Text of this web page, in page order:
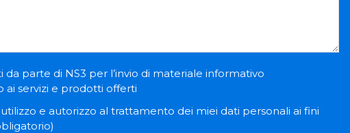
da parte di NS3 per l’invio di materiale informativo
servizi e prodotti offerti
e autorizzo al trattamento dei miei dati personali ai fini